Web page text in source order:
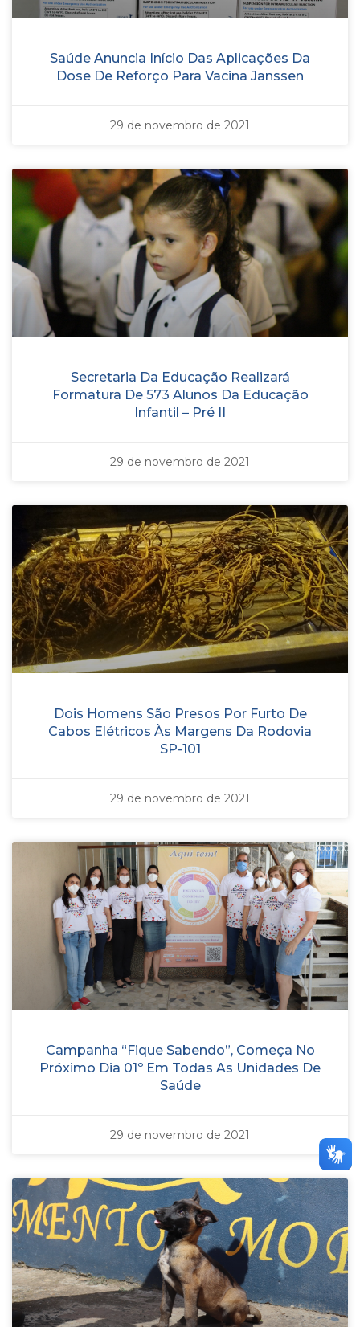
Saúde Anuncia Início Das Aplicações Da
Dose De Reforço Para Vacina Janssen
29 de novembro de 2021
Secretaria Da Educação Realizará
Formatura De 573 Alunos Da Educação
Infantil – Pré II
29 de novembro de 2021
Dois Homens São Presos Por Furto De
Cabos Elétricos Às Margens Da Rodovia
SP-101
29 de novembro de 2021
Campanha “Fique Sabendo”, Começa No
Próximo Dia 01º Em Todas As Unidades De
Saúde
29 de novembro de 2021